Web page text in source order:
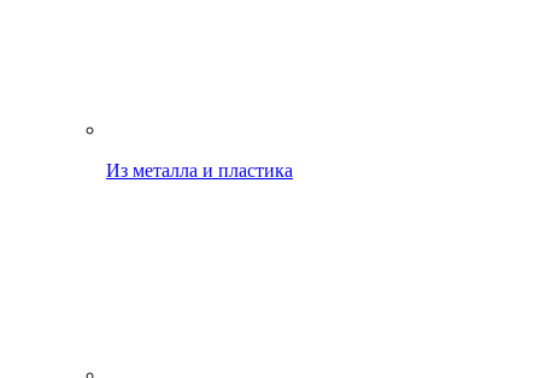
Из металла и пластика